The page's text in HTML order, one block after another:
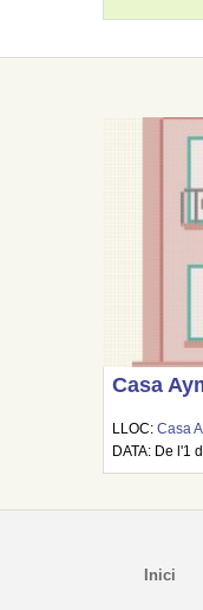
Casa
LLOC:Casa
DATA: De l'1
Inici